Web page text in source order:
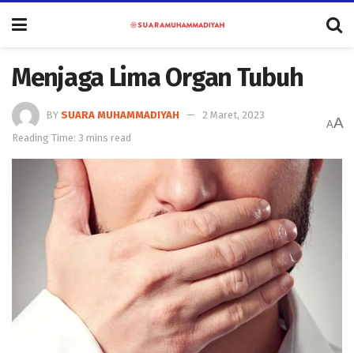
Menjaga Lima Organ Tubuh
BY SUARA MUHAMMADIYAH
2 Maret, 2023
Reading Time: 3 mins read
AA